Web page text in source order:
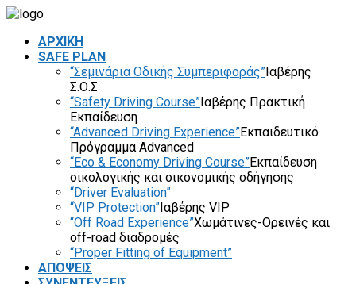
ΑΡΧΙΚΗ
SAFE PLAN
“Σεμινάρια Οδικής Συμπεριφοράς”Ιαβέρης
Σ.Ο.Σ
“Safety Driving Course”Ιαβέρης Πρακτική
Εκπαίδευση
“Advanced Driving Experience”Εκπαιδευτικό
Πρόγραμμα Advanced
“Eco & Economy Driving Course”Εκπαίδευση
οικολογικής και οικονομικής οδήγησης
“Driver Evaluation”
“VIP Protection”Ιαβέρης VIP
“Off Road Experience”Χωμάτινες-Ορεινές και
off-road διαδρομές
“Proper Fitting of Equipment”
ΑΠΟΨΕΙΣ